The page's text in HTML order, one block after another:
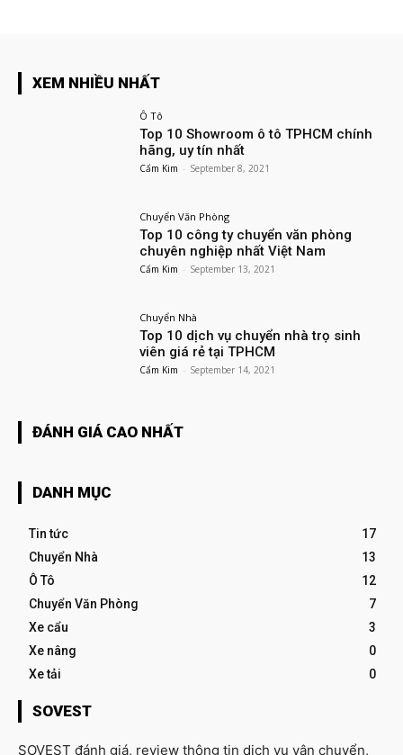
XEM NHIỀU NHẤT
Ô Tô
Top 10 Showroom ô tô TPHCM chính
hãng, uy tín nhất
Cẩm Kim - September 8, 2021
Chuyển Văn Phòng
Top 10 công ty chuyển văn phòng
chuyên nghiệp nhất Việt Nam
Cẩm Kim - September 13, 2021
Chuyển Nhà
Top 10 dịch vụ chuyển nhà trọ sinh
viên giá rẻ tại TPHCM
Cẩm Kim - September 14, 2021
ĐÁNH GIÁ CAO NHẤT
DANH MỤC
Tin tức
17
Chuyển Nhà
13
Ô Tô
12
Chuyển Văn Phòng
7
Xe cẩu
3
Xe nâng
0
Xe tải
0
SOVEST
SOVEST đánh giá, review thông tin dịch vụ vận chuyển,